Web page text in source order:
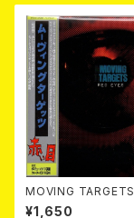
MOVING TARGETS / RED E
YES CD
¥1,650